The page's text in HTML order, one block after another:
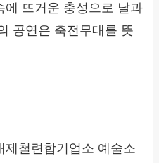
에 뜨거운 충성으로 날과
공연은 축전무대를 뜻
제철련합기업소 예술소